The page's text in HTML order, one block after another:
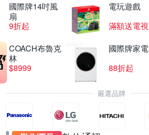
國際牌14吋風
扇
9折起
電玩遊戲
滿額送電視
COACH布魯克
林
$8999
國際牌家電
88折起
嚴選品牌